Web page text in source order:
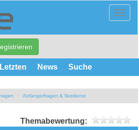
Letzten News Suche
Anfängerfragen & Notdienst
Themabewertung: